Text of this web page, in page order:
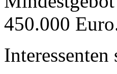
450.000